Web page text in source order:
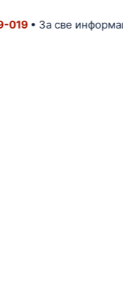
• За све